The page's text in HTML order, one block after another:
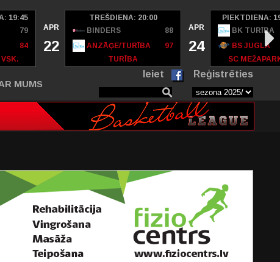
19:45
79
84
APR
22
TREŠDIENA: 20:00
BINDERS
88
ANZĀĢE/TURĪBA
97
TURĪBA
APR
24
PIEKTDIENA:
BK TURĪBA
BS JUGLA
SC
MUMS
Ieiet Reģistrēties